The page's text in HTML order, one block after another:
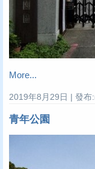
More...
2019年8月29日 | 發
青年公園